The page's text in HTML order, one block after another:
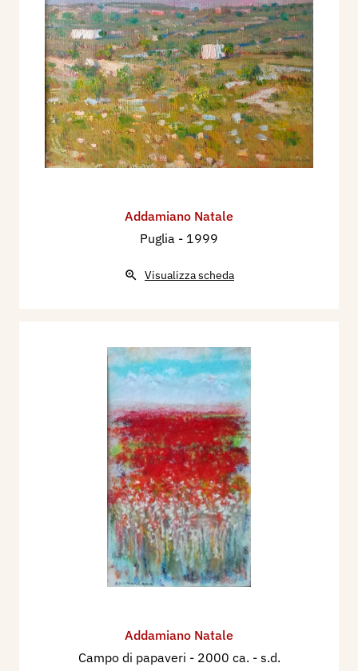
Addamiano Natale
Puglia - 1999
Visualizza scheda
Addamiano Natale
Campo di papaveri - 2000 ca. - s.d.